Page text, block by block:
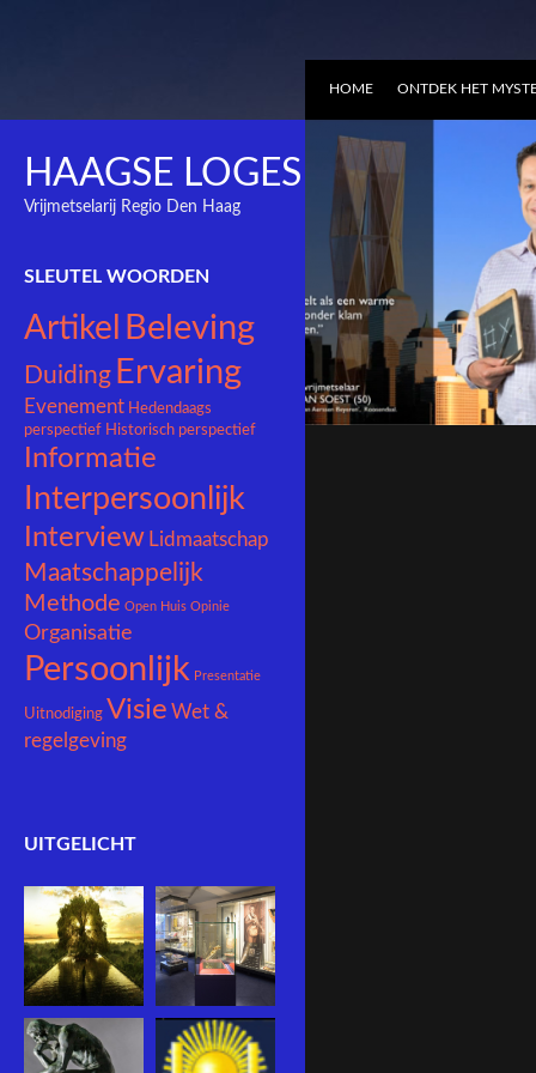
HOME ONTDEK HET
HAAGSE LOGES
Vrijmetselarij Regio Den Haag
SLEUTEL WOORDEN
Artikel Beleving
Duiding Ervaring
Evenement Hedendaags
perspectief Historisch perspectief
Informatie
Interpersoonlijk
Interview Lidmaatschap
Maatschappelijk
Methode Open Huis Opinie
Organisatie
Persoonlijk Presentatie
Uitnodiging Visie Wet &
regelgeving
UITGELICHT
VRIJMETSELARIJ EN
DAGELIJKS LEVEN